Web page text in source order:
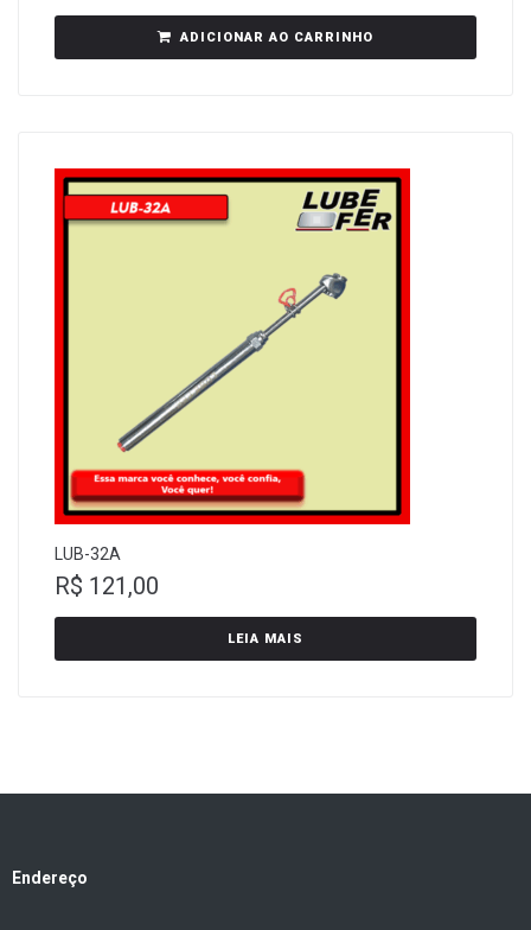
ADICIONAR AO CARRINHO
LUB-32A
R$ 121,00
LEIA MAIS
Endereço